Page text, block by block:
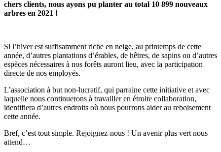
chers clients, nous ayons pu planter au total 10 899 nouveaux
arbres en 2021 !
Si l’hiver est suffisamment riche en neige, au printemps de cette
année, d’autres plantations d’érables, de hêtres, de sapins ou d’autres
espèces nécessaires à nos forêts auront lieu, avec la participation
directe de nos employés.
L’association à but non-lucratif, qui parraine cette initiative et avec
laquelle nous continuerons à travailler en étroite collaboration,
identifiera d’autres endroits où nous pourrons aider au reboisement
cette année.
Bref, c’est tout simple. Rejoignez-nous ! Un avenir plus vert nous
attend…